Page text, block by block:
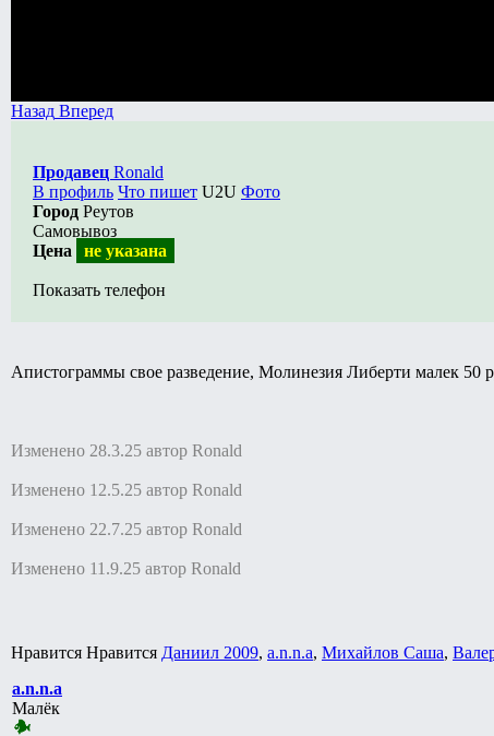
Назад Вперед
Продавец Ronald
В профиль Что пишет U2U Фото
Город Реутов
Самовывоз
Цена
не указана
Показать телефон
Апистограммы свое разведение, Молинезия Либерти малек
Изменено 28.3.25 автор Ronald
Изменено 12.5.25 автор Ronald
Изменено 22.7.25 автор Ronald
Изменено 11.9.25 автор Ronald
Нравится Нравится Даниил 2009, a.n.n.a, Михайлов Саша,
a.n.n.a
Малёк